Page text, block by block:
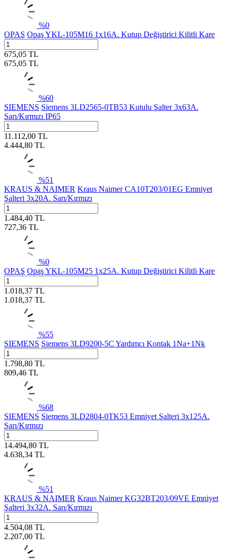
%0
OPAŞ Opaş YKL-105M16 1x16A. Kutup Değiştirici Kilitli Kare
675,05 TL
675,05 TL
%60
SIEMENS Siemens 3LD2565-0TB53 Kutulu Şalter 3x63A.
Sarı/Kırmızı IP65
11.112,00 TL
4.444,80 TL
%51
KRAUS & NAIMER Kraus Naimer CA10T203/01EG Emniyet
Şalteri 3x20A. Sarı/Kırmızı
1.484,40 TL
727,36 TL
%0
OPAŞ Opaş YKL-105M25 1x25A. Kutup Değiştirici Kilitli Kare
1.018,37 TL
1.018,37 TL
%55
SIEMENS Siemens 3LD9200-5C Yardımcı Kontak 1Na+1Nk
1.798,80 TL
809,46 TL
%68
SIEMENS Siemens 3LD2804-0TK53 Emniyet Şalteri 3x125A.
Sarı/Kırmızı
14.494,80 TL
4.638,34 TL
%51
KRAUS & NAIMER Kraus Naimer KG32BT203/09VE Emniyet
Şalteri 3x32A. Sarı/Kırmızı
4.504,08 TL
2.207,00 TL